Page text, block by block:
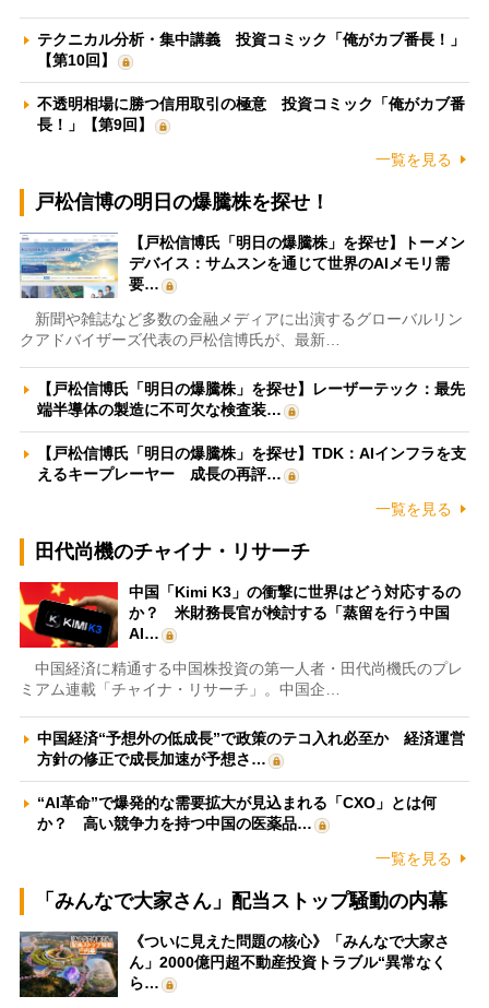
テクニカル分析・集中講義 投資コミック「俺がカブ番長！」
【第10回】
不透明相場に勝つ信用取引の極意 投資コミック「俺がカブ番
長！」【第9回】
一覧を見る
戸松信博の明日の爆騰株を探せ！
【戸松信博氏「明日の爆騰株」を探せ】トーメン
デバイス：サムスンを通じて世界のAIメモリ需
要…
新聞や雑誌など多数の金融メディアに出演するグローバルリン
クアドバイザーズ代表の戸松信博氏が、最新…
【戸松信博氏「明日の爆騰株」を探せ】レーザーテック：最先
端半導体の製造に不可欠な検査装…
【戸松信博氏「明日の爆騰株」を探せ】TDK：AIインフラを支
えるキープレーヤー 成長の再評…
一覧を見る
田代尚機のチャイナ・リサーチ
中国「Kimi K3」の衝撃に世界はどう対応するの
か？ 米財務長官が検討する「蒸留を行う中国
AI…
中国経済に精通する中国株投資の第一人者・田代尚機氏のプレ
ミアム連載「チャイナ・リサーチ」。中国企…
中国経済“予想外の低成長”で政策のテコ入れ必至か 経済運営
方針の修正で成長加速が予想さ…
“AI革命”で爆発的な需要拡大が見込まれる「CXO」とは何
か？ 高い競争力を持つ中国の医薬品…
一覧を見る
「みんなで大家さん」配当ストップ騒動の内幕
《ついに見えた問題の核心》「みんなで大家さ
ん」2000億円超不動産投資トラブル“異常なく
ら…